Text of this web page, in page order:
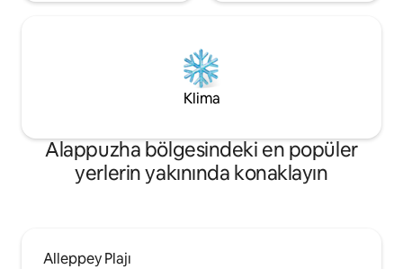
Klima
Alappuzha bölgesindeki en popüler
yerlerin yakınında konaklayın
Alleppey Plajı